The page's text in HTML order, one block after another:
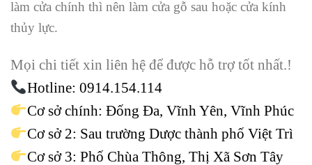
làm cửa chính thì nên làm cửa gỗ sau hoặc cửa kính
thủy lực.
Mọi chi tiết xin liên hệ để được hỗ trợ tốt nhất.!
Hotline: 0914.154.114
Cơ sở chính: Đống Đa, Vĩnh Yên, Vĩnh Phúc
Cơ sở 2: Sau trường Dược thành phố Việt Trì
Cơ sở 3: Phố Chùa Thông, Thị Xã Sơn Tây